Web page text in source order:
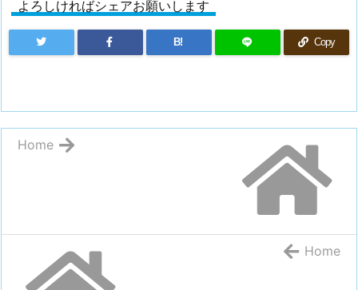
よろしければシェアお願いします
B! Copy
Home
Home